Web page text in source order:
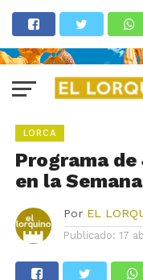
LORCA
Programa
en la
Por EL
Publicado: 17